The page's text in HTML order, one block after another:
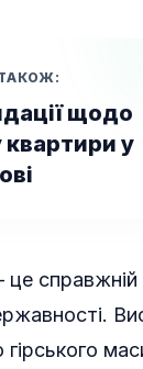
щодо
у
це